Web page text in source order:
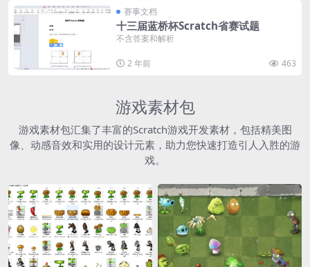
赛事文档
十三届蓝桥杯Scratch省赛试题
不含答案和解析
2 年前 463
游戏素材包
游戏素材包汇集了丰富的Scratch游戏开发素材，包括精美图
像、动感音效和实用的设计元素，助力您快速打造引人入胜的游
戏。